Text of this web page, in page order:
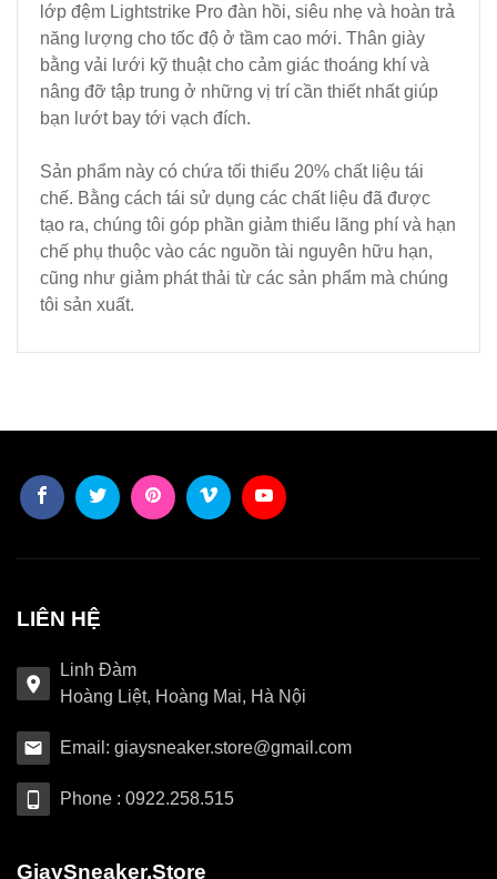
lớp đệm Lightstrike Pro đàn hồi, siêu nhẹ và hoàn trả
năng lượng cho tốc độ ở tầm cao mới. Thân giày
bằng vải lưới kỹ thuật cho cảm giác thoáng khí và
nâng đỡ tập trung ở những vị trí cần thiết nhất giúp
bạn lướt bay tới vạch đích.
Sản phẩm này có chứa tối thiểu 20% chất liệu tái
chế. Bằng cách tái sử dụng các chất liệu đã được
tạo ra, chúng tôi góp phần giảm thiểu lãng phí và hạn
chế phụ thuộc vào các nguồn tài nguyên hữu hạn,
cũng như giảm phát thải từ các sản phẩm mà chúng
tôi sản xuất.
LIÊN HỆ
Linh Đàm
Hoàng Liệt, Hoàng Mai, Hà Nội
Email: giaysneaker.store@gmail.com
Phone : 0922.258.515
GiaySneaker.Store